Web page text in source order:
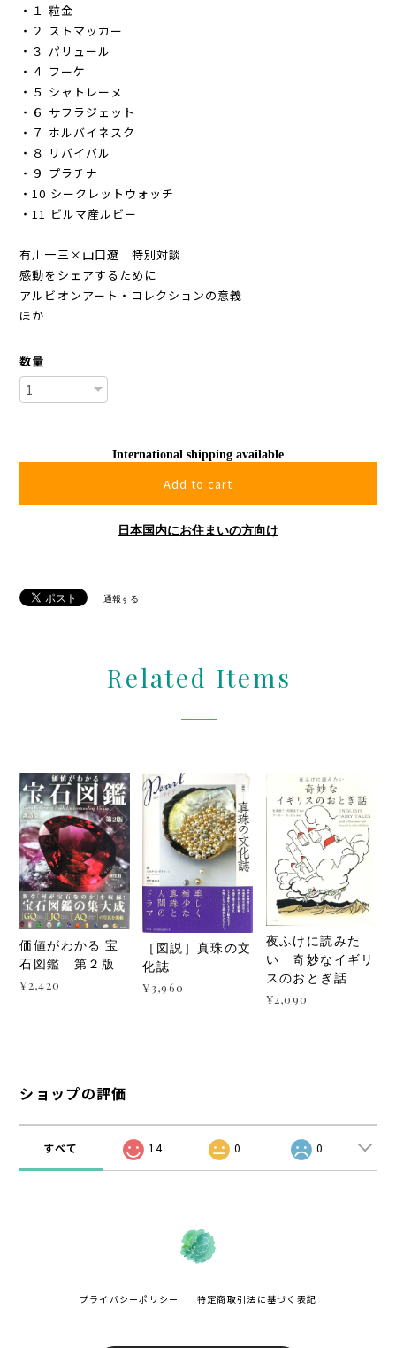
・１ 粒金
・２ ストマッカー
・３ パリュール
・４ フーケ
・５ シャトレーヌ
・６ サフラジェット
・７ ホルバイネスク
・８ リバイバル
・９ プラチナ
・10 シークレットウォッチ
・11 ビルマ産ルビー
有川一三×山口遼 特別対談
感動をシェアするために――
アルビオンアート・コレクションの意義
ほか
数量
International shipping available
Add to cart
日本国内にお住まいの方向け
通報する
Related Items
価値がわかる 宝
石図鑑 第２版
¥2,420
［図説］真珠の文
化誌
¥3,960
夜ふけに読みた
い 奇妙なイギリ
スのおとぎ話
¥2,090
ショップの評価
すべて 14 0 0
プライバシーポリシー 特定商取引法に基づく表記